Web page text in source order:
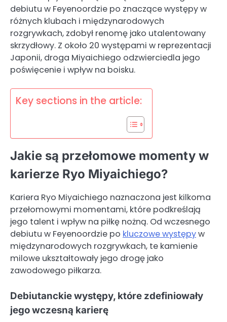
debiutu w Feyenoordzie po znaczące występy w
różnych klubach i międzynarodowych
rozgrywkach, zdobył renomę jako utalentowany
skrzydłowy. Z około 20 występami w reprezentacji
Japonii, droga Miyaichiego odzwierciedla jego
poświęcenie i wpływ na boisku.
Key sections in the article:
Jakie są przełomowe momenty w
karierze Ryo Miyaichiego?
Kariera Ryo Miyaichiego naznaczona jest kilkoma
przełomowymi momentami, które podkreślają
jego talent i wpływ na piłkę nożną. Od wczesnego
debiutu w Feyenoordzie po kluczowe występyw
międzynarodowych rozgrywkach, te kamienie
milowe ukształtowały jego drogę jako
zawodowego piłkarza.
Debiutanckie występy, które zdefiniowały
jego wczesną karierę